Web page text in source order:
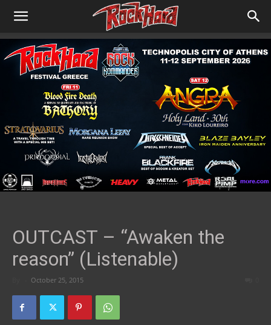
OUTCAST – “Awaken the
reason” (Listenable)
October 25, 2015